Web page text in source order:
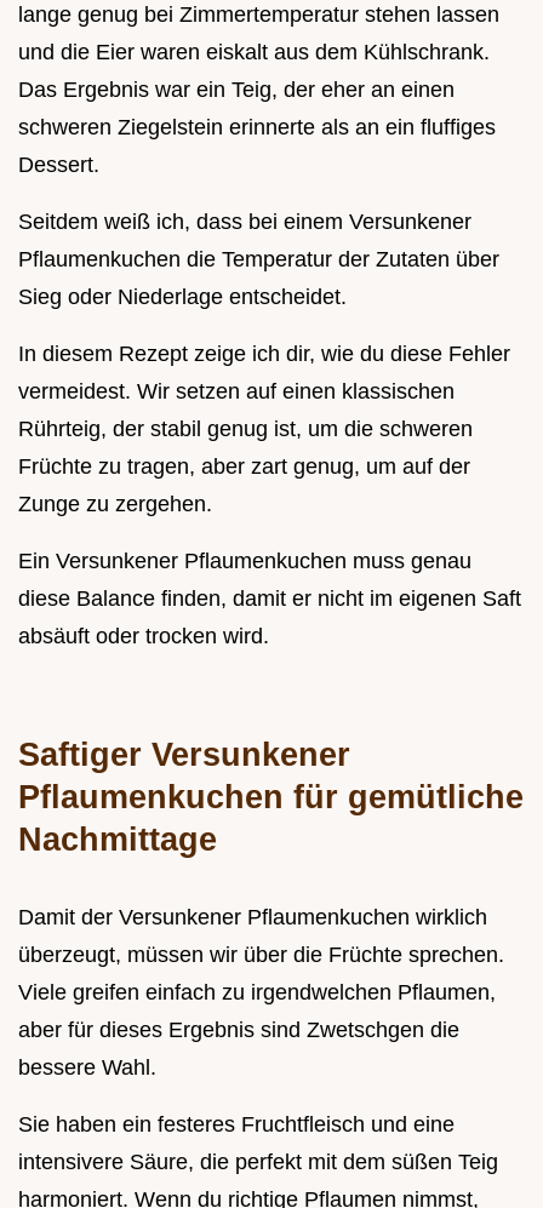
lange genug bei Zimmertemperatur stehen lassen
und die Eier waren eiskalt aus dem Kühlschrank.
Das Ergebnis war ein Teig, der eher an einen
schweren Ziegelstein erinnerte als an ein fluffiges
Dessert.
Seitdem weiß ich, dass bei einem Versunkener
Pflaumenkuchen die Temperatur der Zutaten über
Sieg oder Niederlage entscheidet.
In diesem Rezept zeige ich dir, wie du diese Fehler
vermeidest. Wir setzen auf einen klassischen
Rührteig, der stabil genug ist, um die schweren
Früchte zu tragen, aber zart genug, um auf der
Zunge zu zergehen.
Ein Versunkener Pflaumenkuchen muss genau
diese Balance finden, damit er nicht im eigenen Saft
absäuft oder trocken wird.
Saftiger Versunkener
Pflaumenkuchen für gemütliche
Nachmittage
Damit der Versunkener Pflaumenkuchen wirklich
überzeugt, müssen wir über die Früchte sprechen.
Viele greifen einfach zu irgendwelchen Pflaumen,
aber für dieses Ergebnis sind Zwetschgen die
bessere Wahl.
Sie haben ein festeres Fruchtfleisch und eine
intensivere Säure, die perfekt mit dem süßen Teig
harmoniert. Wenn du richtige Pflaumen nimmst,